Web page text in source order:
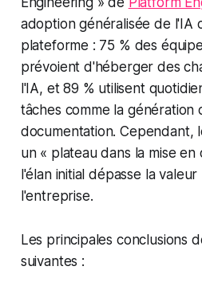
adoption généralisée de l'IA
plateforme : 75 % des
prévoient d'héberger des
l'IA, et 89 % utilisent
tâches comme la génération
documentation.
un « plateau dans la mise
l'élan initial dépasse la
l'entreprise.
Les principales conclusions
suivantes :